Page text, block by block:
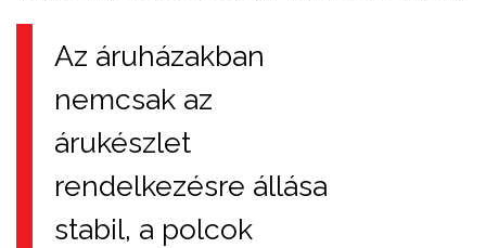
Az áruházakban
nemcsak az
árukészlet
rendelkezésre állása
stabil, a polcok